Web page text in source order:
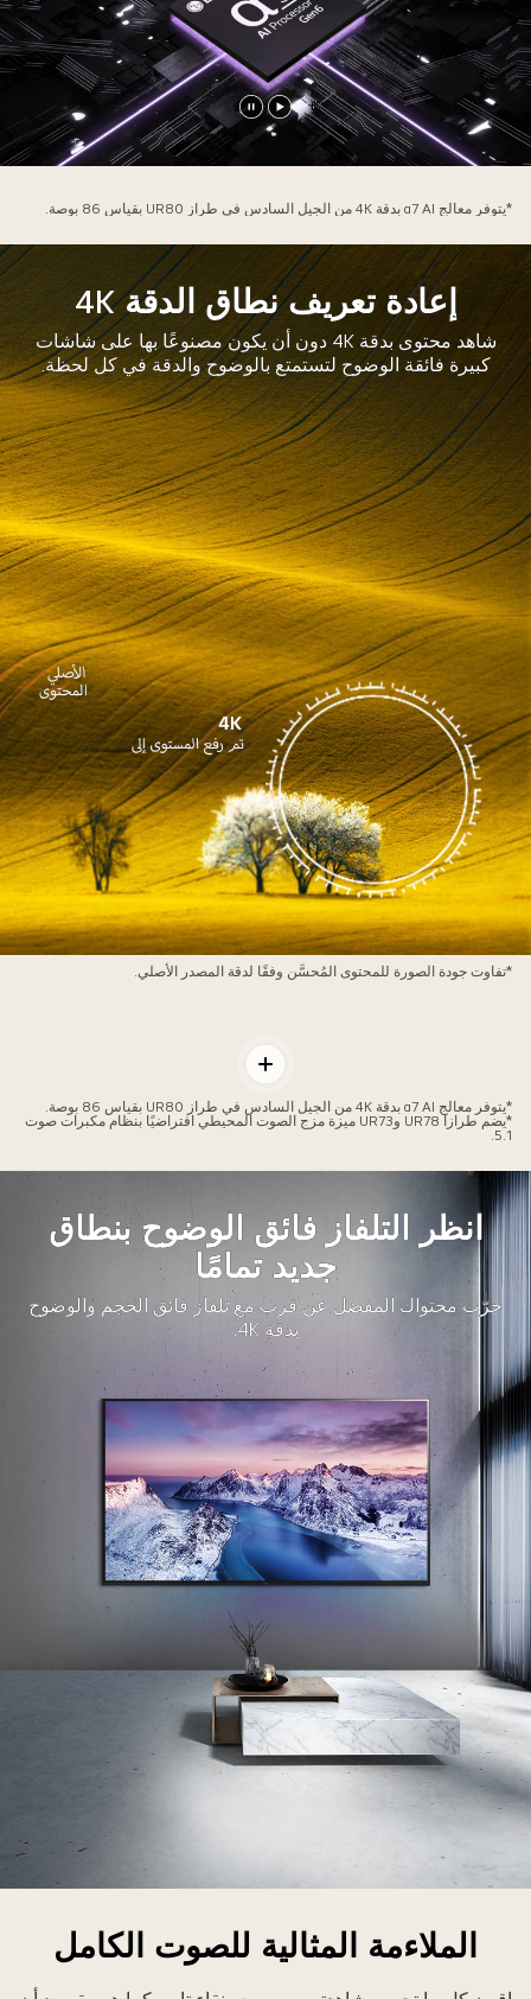
والتفاصيل.
تشغيل
الفيديو
إيقاف
الفيديو
*يتوفر معالج α7 AI بدقة 4K من الجيل السادس في طراز UR80 بقياس 86 بوصة.
جودة
بين
محتوى
ليس
بدقة
ومحتوى
بدقة
رفع
المستوى.
إعادة تعريف نطاق الدقة 4K
شاهد محتوى بدقة 4K دون أن يكون مصنوعًا بها على شاشات
كبيرة فائقة الوضوح لتستمتع بالوضوح والدقة في كل لحظة.
*تفاوت جودة الصورة للمحتوى المُحسَّن وفقًا لدقة المصدر الأصلي.
التبديل
بين
المحتويات
*يتوفر معالج α7 AI بدقة 4K من الجيل السادس في طراز UR80 بقياس 86 بوصة.
*يضم طرازا UR78 وUR73 ميزة مزج الصوت المحيطي افتراضيًا بنظام مكبرات صوت
5.1.
الوضوح
مثبت
انظر التلفاز فائق الوضوح بنطاق
جديد تمامًا
جرّب محتواك المفضل عن قرب مع تلفاز فائق الحجم والوضوح
بدقة 4K.
الملاءمة المثالية للصوت الكامل